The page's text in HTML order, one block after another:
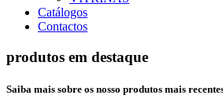
Catálogos
Contactos
produtos em destaque
Saiba mais sobre os nosso produtos mais